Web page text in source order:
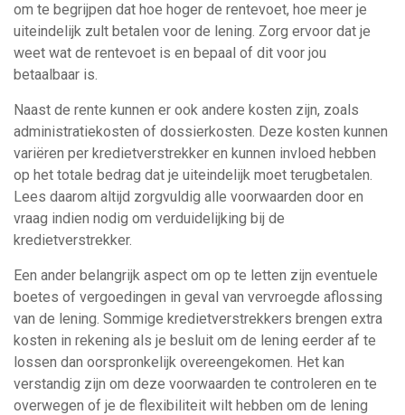
om te begrijpen dat hoe hoger de rentevoet, hoe meer je
uiteindelijk zult betalen voor de lening. Zorg ervoor dat je
weet wat de rentevoet is en bepaal of dit voor jou
betaalbaar is.
Naast de rente kunnen er ook andere kosten zijn, zoals
administratiekosten of dossierkosten. Deze kosten kunnen
variëren per kredietverstrekker en kunnen invloed hebben
op het totale bedrag dat je uiteindelijk moet terugbetalen.
Lees daarom altijd zorgvuldig alle voorwaarden door en
vraag indien nodig om verduidelijking bij de
kredietverstrekker.
Een ander belangrijk aspect om op te letten zijn eventuele
boetes of vergoedingen in geval van vervroegde aflossing
van de lening. Sommige kredietverstrekkers brengen extra
kosten in rekening als je besluit om de lening eerder af te
lossen dan oorspronkelijk overeengekomen. Het kan
verstandig zijn om deze voorwaarden te controleren en te
overwegen of je de flexibiliteit wilt hebben om de lening